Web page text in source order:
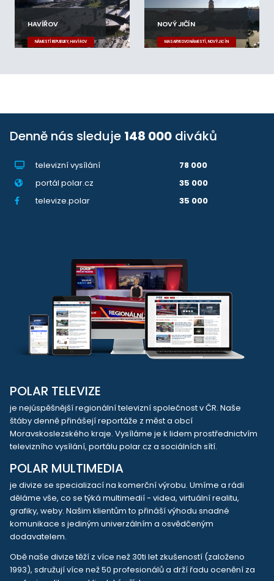
HAVÍŘOV
NÁMĚSTÍ REPUBLIKY, HAVÍŘOV
NOVÝ JIČÍN
MASARYKOVO NÁMĚSTÍ, NOVÝ JIČÍN
Denně nás sleduje 148 000 diváků
televizní vysílání
78 000
portál polar.cz
35 000
televize.polar
35 000
POLAR TELEVIZE
je nejúspěšnější regionální televizní společnost v ČR. Naše
štáby denně přinášejí reportáže z měst a obcí
Moravskoslezského kraje. Vysíláme je k lidem prostřednictvím
televizního vysílání, portálu polar.cz a sociálních sítí.
POLAR MULTIMEDIA
je divize se specializací na komerční výrobu. Umíme a rádi
děláme vše, co se týká multimedií - videa, virtuální realitu,
grafiky, weby. Našim klientům to přináší výhodu snadné
komunikace s jediným univerzálním a osvědčeným
dodavatelem.
Obě naše divize těží z více než 30ti let zkušeností (založeno
1993), sdružují více než 50 profesionálů a drží řadu ocenění za